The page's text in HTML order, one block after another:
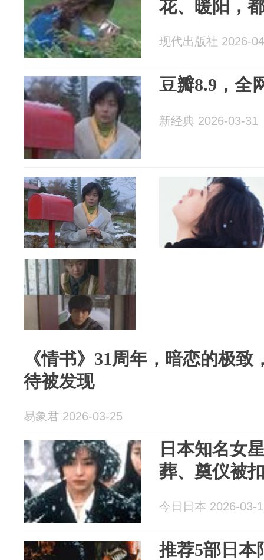
花、暖阳，
现代出版社 2026-
豆瓣8.9，全
新经典 2026-03-31
《情书》31周年，暗恋的极
待被发现
易象君 2026-03-25
日本知名女
葬、奠仪被
今日日本 2026-03-
推荐5部日本